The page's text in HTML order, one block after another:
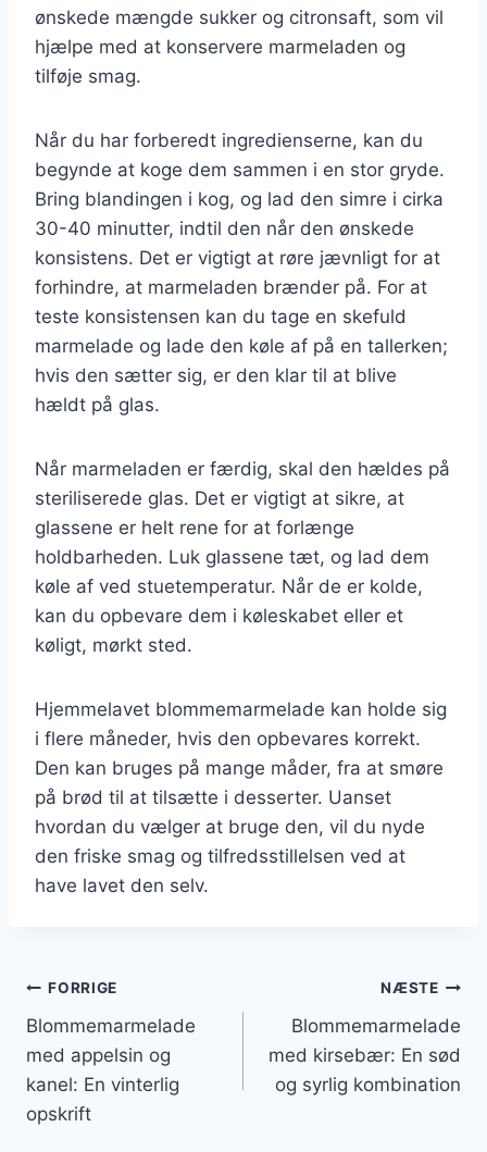
ønskede mængde sukker og citronsaft, som vil
hjælpe med at konservere marmeladen og
tilføje smag.
Når du har forberedt ingredienserne, kan du
begynde at koge dem sammen i en stor gryde.
Bring blandingen i kog, og lad den simre i cirka
30-40 minutter, indtil den når den ønskede
konsistens. Det er vigtigt at røre jævnligt for at
forhindre, at marmeladen brænder på. For at
teste konsistensen kan du tage en skefuld
marmelade og lade den køle af på en tallerken;
hvis den sætter sig, er den klar til at blive
hældt på glas.
Når marmeladen er færdig, skal den hældes på
steriliserede glas. Det er vigtigt at sikre, at
glassene er helt rene for at forlænge
holdbarheden. Luk glassene tæt, og lad dem
køle af ved stuetemperatur. Når de er kolde,
kan du opbevare dem i køleskabet eller et
køligt, mørkt sted.
Hjemmelavet blommemarmelade kan holde sig
i flere måneder, hvis den opbevares korrekt.
Den kan bruges på mange måder, fra at smøre
på brød til at tilsætte i desserter. Uanset
hvordan du vælger at bruge den, vil du nyde
den friske smag og tilfredsstillelsen ved at
have lavet den selv.
Indlægsnavigation
FORRIGE
Blommemarmelade
med appelsin og
kanel: En vinterlig
opskrift
NÆSTE
Blommemarmelade
med kirsebær: En sød
og syrlig kombination